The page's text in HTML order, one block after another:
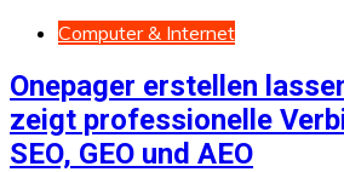
Computer & Internet
Onepager erstellen
zeigt professionelle
SEO, GEO und AEO